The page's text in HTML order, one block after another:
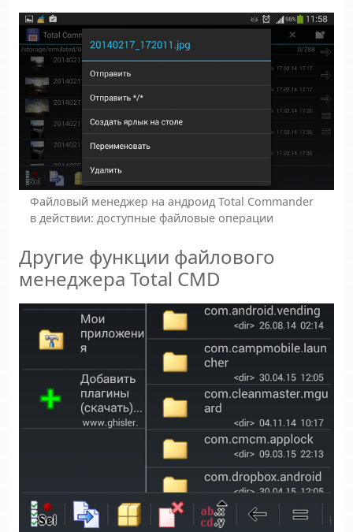
Файловый менеджер на андроид Total Commander
в действии: доступные файловые операции
Другие функции файлового
менеджера Total CMD